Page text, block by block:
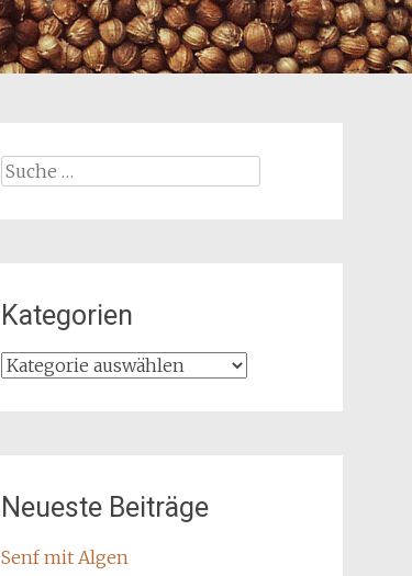
Suche
Kategorien
Kategorien
Neueste Beiträge
Senf mit Algen